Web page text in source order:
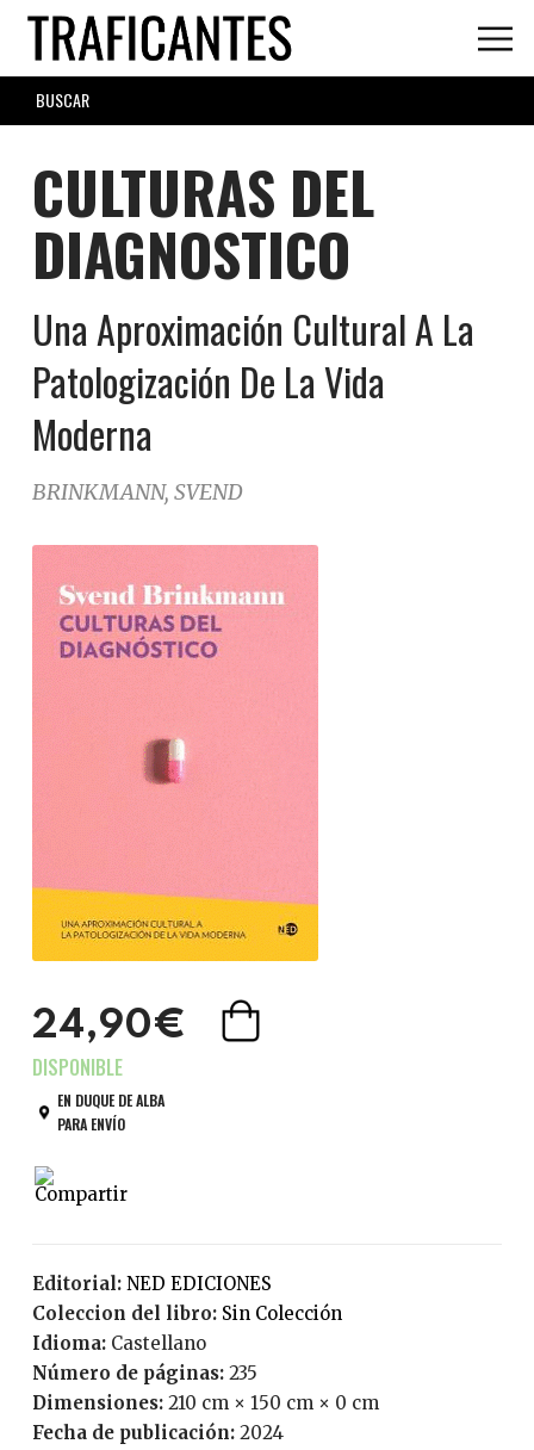
Skip
main
content
SEARCH
FORM
CULTURAS DEL
DIAGNOSTICO
Una Aproximación Cultural A La
Patologización De La Vida
Moderna
BRINKMANN, SVEND
24,90€
EN DUQUE DE ALBA
PARA ENVÍO
Editorial:
NED EDICIONES
Coleccion del libro:
Sin Colección
Idioma:
Castellano
Número de páginas:
235
Dimensiones: 210 cm × 150 cm × 0 cm
Fecha de publicación:
2024